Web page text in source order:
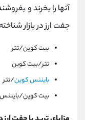
آنها را بخرند و
جفت ارز در بازار
بیت کوین/تتر
تتر/بیت کوین
بایننس کوین/تتر
بیت کوین/